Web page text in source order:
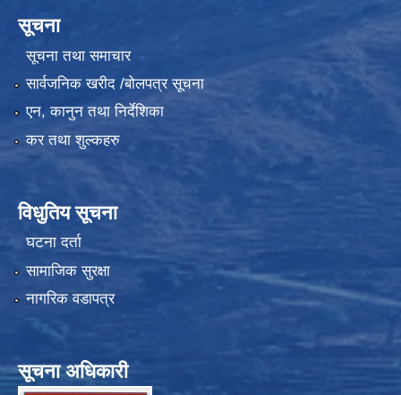
सूचना
सूचना तथा समाचार
सार्वजनिक खरीद /बोलपत्र सूचना
एन, कानुन तथा निर्देशिका
कर तथा शुल्कहरु
विधुतिय सूचना
घटना दर्ता
सामाजिक सुरक्षा
नागरिक वडापत्र
सूचना अधिकारी